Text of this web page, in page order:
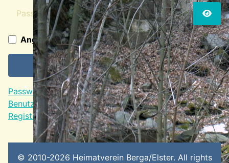
Passwort
Angemeldet bleiben
Anmelden
Passwort vergessen?
Benutzername vergessen?
Registrieren
© 2010-2026 Heimatverein Berga/Elster. All rights